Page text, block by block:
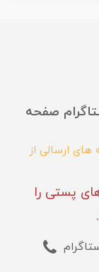
صفحه
های ارسالی از
پستی را